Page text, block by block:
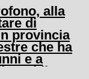
alla
di
provincia
che ha
e a
Egidio